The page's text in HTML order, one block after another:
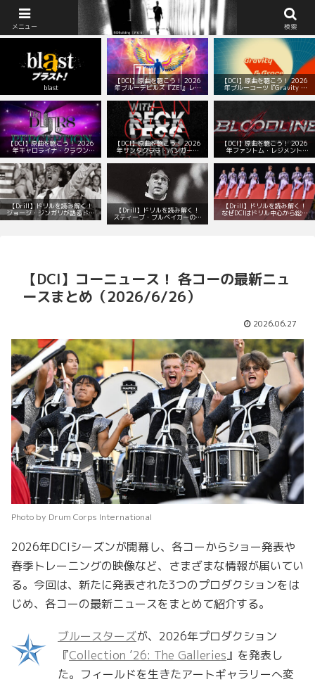
BOBuilding（ボビる）：マーチング部の顧問室
blast
【DCI】原曲を聴こう！ 2026
年ブルーデビルズ『ZEI』レパ
ートリー！
【DCI】原曲を聴こう！ 2026
年ブルーコーツ『Gravity &
Grace』レパートリー！
【DCI】原曲を聴こう！ 2026
年キャロライナ・クラウン
『The Doors of Perception』
レパートリー！
【DCI】原曲を聴こう！ 2026
年サンタクララ・バンガード
『With Reckless Abandon』
レパートリー！
【DCI】原曲を聴こう！ 2026
年ファントム・レジメント
『Bloodline』レパートリー！
【Drill】ドリルを読み解く！
ジョージ・ジンガリが語るドリ
ルデザインの本質とは？
【Drill】ドリルを読み解く！
スティーブ・ブルベイカーの数
学的で音楽的なドリル
【Drill】ドリルを読み解く！
なぜDCIはドリル中心から総合
演出へと変わったのか？
【DCI】コーニュース！ 各コーの最新ニュ
ースまとめ（2026/6/26）
2026.06.27
Photo by Drum Corps International
2026年DCIシーズンが開幕し、各コーからショー発表や
春季トレーニングの映像など、さまざまな情報が届いてい
る。今回は、新たに発表された3つのプロダクションをは
じめ、各コーの最新ニュースをまとめて紹介する。
ブルースターズが、2026年プロダクション
『Collection ’26: The Galleries』を発表し
た。フィールドを生きたアートギャラリーへ変
メニュー 検索